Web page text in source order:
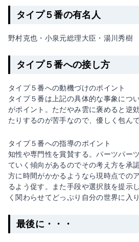
タイプ５番の有名人
野村克也・小泉元総理大臣・湯川秀樹
タイプ５番への接し方
タイプ５番への動機づけのポイント
タイプ５番は上記の具体的な事象につ
がポイント。ただやみ雲に褒めると逆
たりするのが苦手なので、優しく包ん
タイプ５番への指導のポイント
知性や専門性を賞賛する。パーツパー
ていく傾向があるのでその考え方を承
方に時間がかかるようなら現時点での
るよう促す。また手段や選択肢を提示
く関わらせてどっぷり自分の世界に入
最後に・・・